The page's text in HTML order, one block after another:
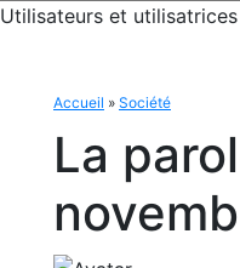
:Utilisateurs et
Accueil » Société
La